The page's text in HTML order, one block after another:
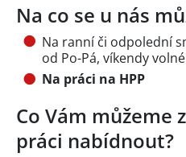
Na co se u nás
Na ranní či odpolední
od Po-Pá, víkendy
Na práci na HPP
Co Vám můžeme
práci nabídnout?